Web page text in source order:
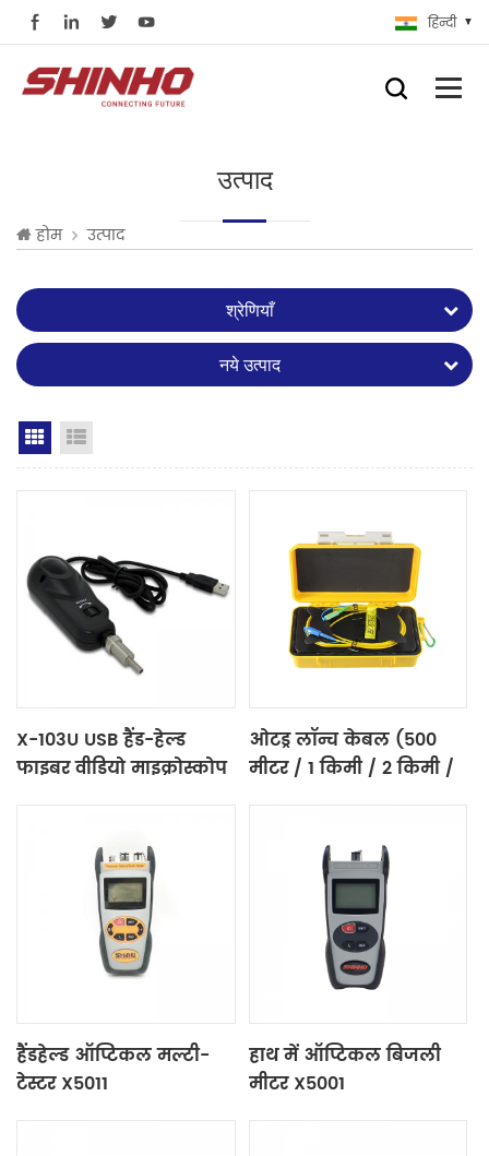
हिन्दी
उत्पाद
होम उत्पाद
श्रेणियाँ
नये उत्पाद
Grid View
X-103U USB हैंड-हेल्ड
फाइबर वीडियो माइक्रोस्कोप
ओटड्र लॉन्च केबल (500
मीटर / 1 किमी / 2 किमी /
हैंडहेल्ड ऑप्टिकल मल्टी-
टेस्टर X5011
हाथ में ऑप्टिकल बिजली
मीटर X5001